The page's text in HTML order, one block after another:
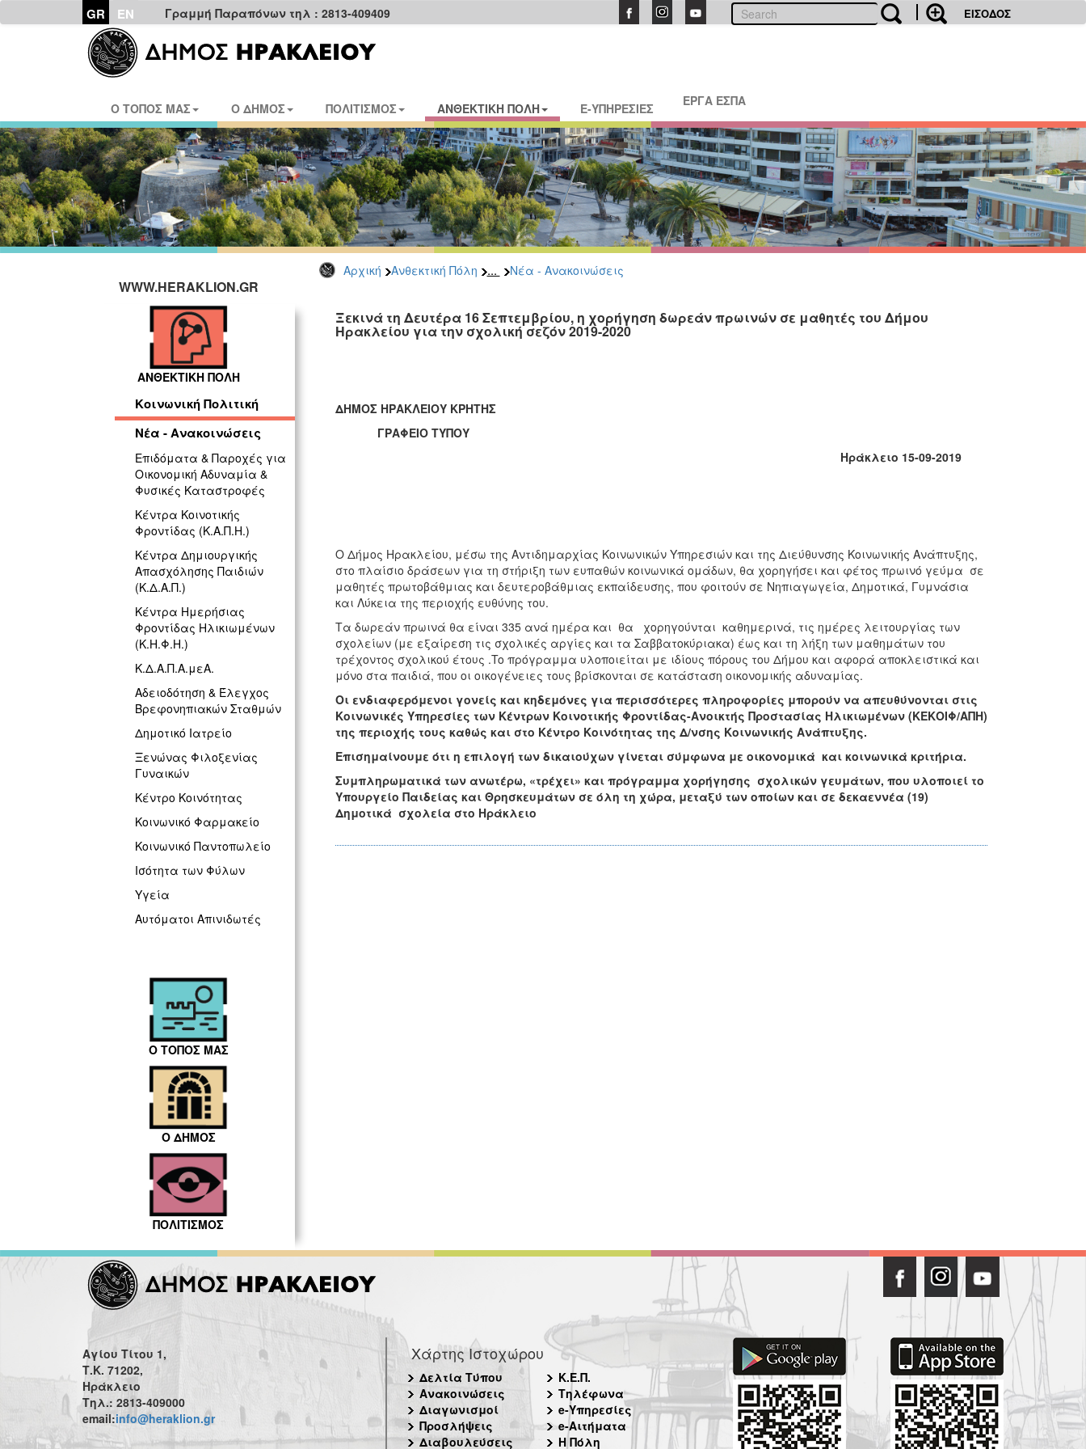
GR EN Γραμμή Παραπόνων τηλ : 2813-409409 ΕΙΣΟΔΟΣ
Ο ΤΟΠΟΣ ΜΑΣ Ο ΔΗΜΟΣ ΠΟΛΙΤΙΣΜΟΣ ΑΝΘΕΚΤΙΚΗ ΠΟΛΗ E-ΥΠΗΡΕΣΙΕΣ ΕΡΓΑ ΕΣΠΑ
Αρχική Ανθεκτική Πόλη ... Νέα - Ανακοινώσεις
WWW.HERAKLION.GR
ΑΝΘΕΚΤΙΚΗ ΠΟΛΗ
Κοινωνική Πολιτική
Νέα - Ανακοινώσεις
Επιδόματα & Παροχές για
Οικονομική Αδυναμία &
Φυσικές Καταστροφές
Κέντρα Κοινοτικής
Φροντίδας (Κ.Α.Π.Η.)
Κέντρα Δημιουργικής
Απασχόλησης Παιδιών
(Κ.Δ.Α.Π.)
Κέντρα Ημερήσιας
Φροντίδας Ηλικιωμένων
(Κ.Η.Φ.Η.)
Κ.Δ.Α.Π.Α.μεΑ.
Αδειοδότηση & Έλεγχος
Βρεφονηπιακών Σταθμών
Δημοτικό Ιατρείο
Ξενώνας Φιλοξενίας
Γυναικών
Κέντρο Κοινότητας
Κοινωνικό Φαρμακείο
Κοινωνικό Παντοπωλείο
Ισότητα των Φύλων
Υγεία
Αυτόματοι Απινιδωτές
Ο ΤΟΠΟΣ ΜΑΣ
Ο ΔΗΜΟΣ
ΠΟΛΙΤΙΣΜΟΣ
Ξεκινά τη Δευτέρα 16 Σεπτεμβρίου, η χορήγηση δωρεάν πρωινών σε μαθητές του Δήμου
Ηρακλείου για την σχολική σεζόν 2019-2020
ΔΗΜΟΣ ΗΡΑΚΛΕΙΟΥ ΚΡΗΤΗΣ
ΓΡΑΦΕΙΟ ΤΥΠΟΥ
Ηράκλειο 15-09-2019
Ο Δήμος Ηρακλείου, μέσω της Αντιδημαρχίας Κοινωνικών Υπηρεσιών και της Διεύθυνσης Κοινωνικής Ανάπτυξης,
στο πλαίσιο δράσεων για τη στήριξη των ευπαθών κοινωνικά ομάδων, θα χορηγήσει και φέτος πρωινό γεύμα σε
μαθητές πρωτοβάθμιας και δευτεροβάθμιας εκπαίδευσης, που φοιτούν σε Νηπιαγωγεία, Δημοτικά, Γυμνάσια
και Λύκεια της περιοχής ευθύνης του.
Τα δωρεάν πρωινά θα είναι 335 ανά ημέρα και θα χορηγούνται καθημερινά, τις ημέρες λειτουργίας των
σχολείων (με εξαίρεση τις σχολικές αργίες και τα Σαββατοκύριακα) έως και τη λήξη των μαθημάτων του
τρέχοντος σχολικού έτους .To πρόγραμμα υλοποιείται με ιδίους πόρους του Δήμου και αφορά αποκλειστικά και
μόνο στα παιδιά, που οι οικογένειες τους βρίσκονται σε κατάσταση οικονομικής αδυναμίας.
Οι ενδιαφερόμενοι γονείς και κηδεμόνες για περισσότερες πληροφορίες μπορούν να απευθύνονται στις
Κοινωνικές Υπηρεσίες των Κέντρων Κοινοτικής Φροντίδας-Ανοικτής Προστασίας Ηλικιωμένων (ΚΕΚΟΙΦ/ΑΠΗ)
της περιοχής τους καθώς και στο Κέντρο Κοινότητας της Δ/νσης Κοινωνικής Ανάπτυξης.
Επισημαίνουμε ότι η επιλογή των δικαιούχων γίνεται σύμφωνα με οικονομικά και κοινωνικά κριτήρια.
Συμπληρωματικά των ανωτέρω, «τρέχει» και πρόγραμμα χορήγησης σχολικών γευμάτων, που υλοποιεί το
Υπουργείο Παιδείας και Θρησκευμάτων σε όλη τη χώρα, μεταξύ των οποίων και σε δεκαεννέα (19)
Δημοτικά σχολεία στο Ηράκλειο
Αγίου Τίτου 1,
Τ.Κ. 71202,
Ηράκλειο
Τηλ.: 2813-409000
email:info@heraklion.gr
Χάρτης Ιστοχώρου
Δελτία Τύπου
Ανακοινώσεις
Διαγωνισμοί
Προσλήψεις
Διαβουλεύσεις
Κ.Ε.Π.
Τηλέφωνα
e-Υπηρεσίες
e-Αιτήματα
Η Πόλη